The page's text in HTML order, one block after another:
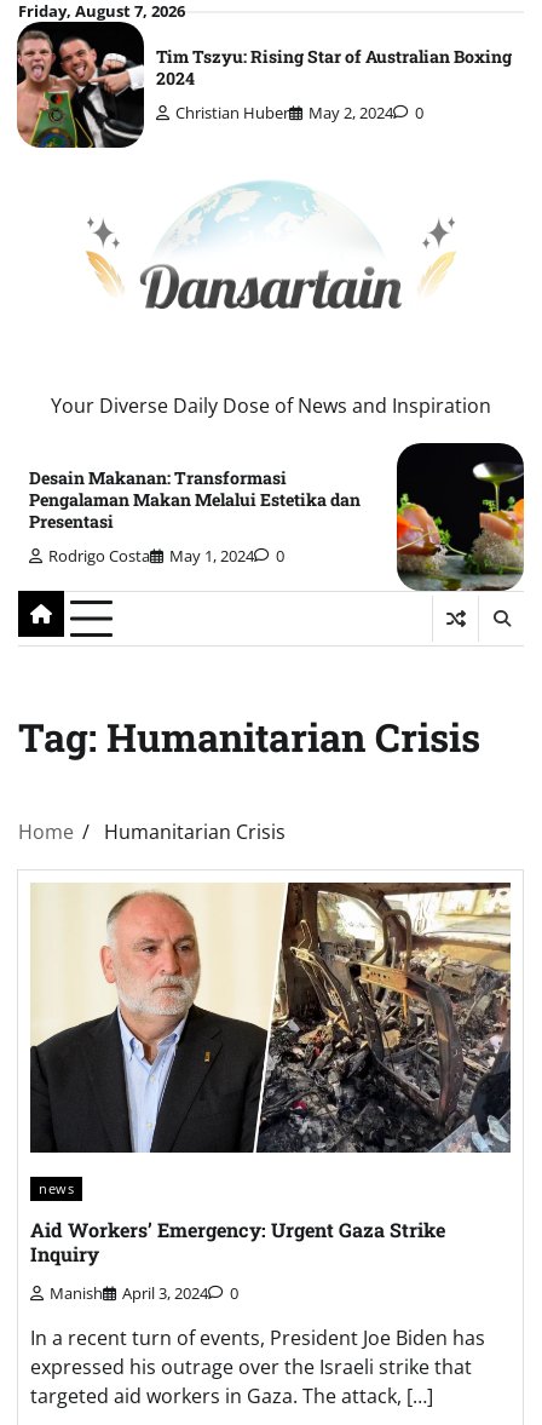
Skip
to
content
Friday, August 7, 2026
Tim Tszyu: Rising Star of Australian Boxing
2024
Christian Huber May 2, 2024 0
Your Diverse Daily Dose of News and Inspiration
Desain Makanan: Transformasi
Pengalaman Makan Melalui Estetika dan
Presentasi
Rodrigo Costa May 1, 2024 0
Tag: Humanitarian Crisis
Home Humanitarian Crisis
news
Aid Workers’ Emergency: Urgent Gaza Strike
Inquiry
Manish April 3, 2024 0
In a recent turn of events, President Joe Biden has
expressed his outrage over the Israeli strike that
targeted aid workers in Gaza. The attack, […]